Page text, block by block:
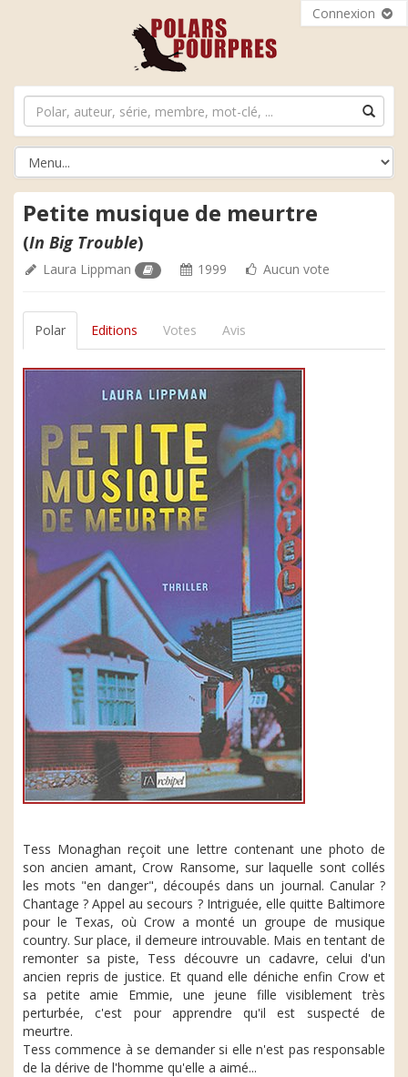
Connexion
Petite musique de meurtre
(In Big Trouble)
Laura Lippman 1999 Aucun vote
Polar Editions Votes Avis
Tess Monaghan reçoit une lettre contenant une photo de
son ancien amant, Crow Ransome, sur laquelle sont collés
les mots "en danger", découpés dans un journal. Canular ?
Chantage ? Appel au secours ? Intriguée, elle quitte Baltimore
pour le Texas, où Crow a monté un groupe de musique
country. Sur place, il demeure introuvable. Mais en tentant de
remonter sa piste, Tess découvre un cadavre, celui d'un
ancien repris de justice. Et quand elle déniche enfin Crow et
sa petite amie Emmie, une jeune fille visiblement très
perturbée, c'est pour apprendre qu'il est suspecté de
meurtre.
Tess commence à se demander si elle n'est pas responsable
de la dérive de l'homme qu'elle a aimé...